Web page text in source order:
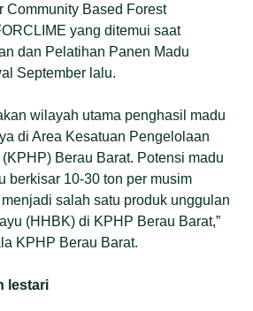
Community Based Forest
yang ditemui saat
dan Pelatihan Panen Madu
September lalu.
wilayah utama penghasil madu
di Area Kesatuan Pengelolaan
Berau Barat. Potensi madu
berkisar 10-30 ton per musim
salah satu produk unggulan
(HHBK) di KPHP Berau Barat,”
KPHP Berau Barat.
lestari